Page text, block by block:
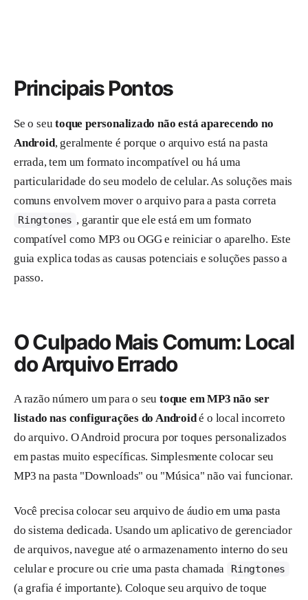
Principais Pontos
Se o seutoque personalizado não está aparecendo no
Android, geralmente é porque o arquivo está na pasta
errada, tem um formato incompatível ou há uma
particularidade do seu modelo de celular. As soluções mais
comuns envolvem mover o arquivo para a pasta correta
Ringtones , garantir que ele está em um formato
compatível como MP3 ou OGG e reiniciar o aparelho. Este
guia explica todas as causas potenciais e soluções passo a
passo.
O Culpado Mais Comum: Local
do Arquivo Errado
A razão número um para o seutoque em MP3 não ser
listado nas configurações do Androidé o local incorreto
do arquivo. O Android procura por toques personalizados
em pastas muito específicas. Simplesmente colocar seu
MP3 na pasta "Downloads" ou "Música" não vai funcionar.
Você precisa colocar seu arquivo de áudio em uma pasta
do sistema dedicada. Usando um aplicativo de gerenciador
de arquivos, navegue até o armazenamento interno do seu
celular e procure ou crie uma pasta chamada
Ringtones
(a grafia é importante). Coloque seu arquivo de toque